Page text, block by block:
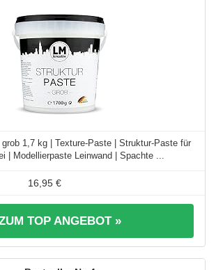
grob 1,7 kg | Texture-Paste | Struktur-Paste für
| Modellierpaste Leinwand | Spachte ...
16,95 €
TOP ANGEBOT »